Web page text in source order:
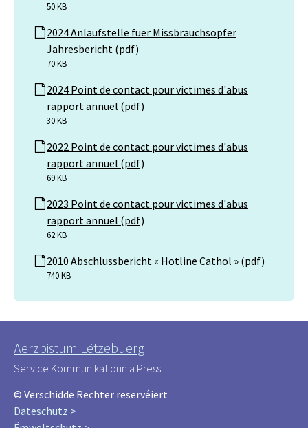
50 KB
2024 Anlaufstelle fuer Missbrauchsopfer
Jahresbericht (pdf)
70 KB
2024 Point de contact pour victimes d'abus
rapport annuel (pdf)
30 KB
2022 Point de contact pour victimes d'abus
rapport annuel (pdf)
69 KB
2023 Point de contact pour victimes d'abus
rapport annuel (pdf)
62 KB
2010 Abschlussbericht « Hotline Cathol » (pdf)
740 KB
Äerzbistum Lëtzebuerg
Service Kommunikatioun a Press
© Verschidde Rechter reservéiert
Dateschutz >